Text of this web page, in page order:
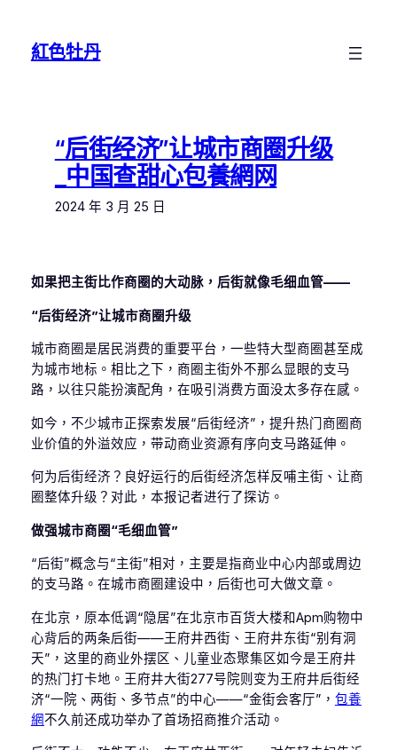
紅色牡丹
“后街经济”让城市商圈升级
_中国查甜心包養網网
2024 年 3 月 25 日
如果把主街比作商圈的大动脉，后街就像毛细血管——
“后街经济”让城市商圈升级
城市商圈是居民消费的重要平台，一些特大型商圈甚至成
为城市地标。相比之下，商圈主街外不那么显眼的支马
路，以往只能扮演配角，在吸引消费方面没太多存在感。
如今，不少城市正探索发展“后街经济”，提升热门商圈商
业价值的外溢效应，带动商业资源有序向支马路延伸。
何为后街经济？良好运行的后街经济怎样反哺主街、让商
圈整体升级？对此，本报记者进行了探访。
做强城市商圈“毛细血管”
“后街”概念与“主街”相对，主要是指商业中心内部或周边
的支马路。在城市商圈建设中，后街也可大做文章。
在北京，原本低调“隐居”在北京市百货大楼和Apm购物中
心背后的两条后街——王府井西街、王府井东街“别有洞
天”，这里的商业外摆区、儿童业态聚集区如今是王府井
的热门打卡地。王府井大街277号院则变为王府井后街经
济“一院、两街、多节点”的中心——“金街会客厅”， 包養
網不久前还成功举办了首场招商推介活动。